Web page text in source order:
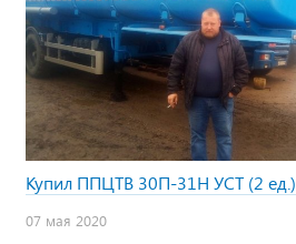
Купил ППЦТВ 30П-31Н УСТ (2 ед.)
07 мая 2020